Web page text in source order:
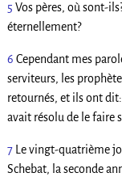
5 Vos pères, où sont-
éternellement?
6 Cependant mes
serviteurs, les
retournés, et ils ont dit:
avait résolu de le faire
7Le vingt-quatrième
Schebat, la seconde